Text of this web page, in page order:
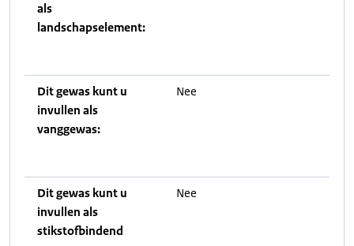
als
landschapselement:
Dit gewas kunt u
invullen als
vanggewas:
Nee
Dit gewas kunt u
invullen als
stikstofbindend
Nee